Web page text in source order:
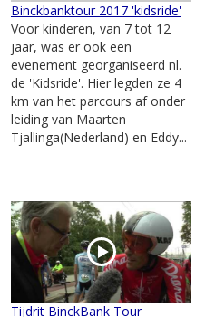
Binckbanktour 2017 'kidsride'
Voor kinderen, van 7 tot 12
jaar, was er ook een
evenement georganiseerd nl.
de 'Kidsride'. Hier legden ze 4
km van het parcours af onder
leiding van Maarten
Tjallinga(Nederland) en Eddy...
Tijdrit BinckBank Tour